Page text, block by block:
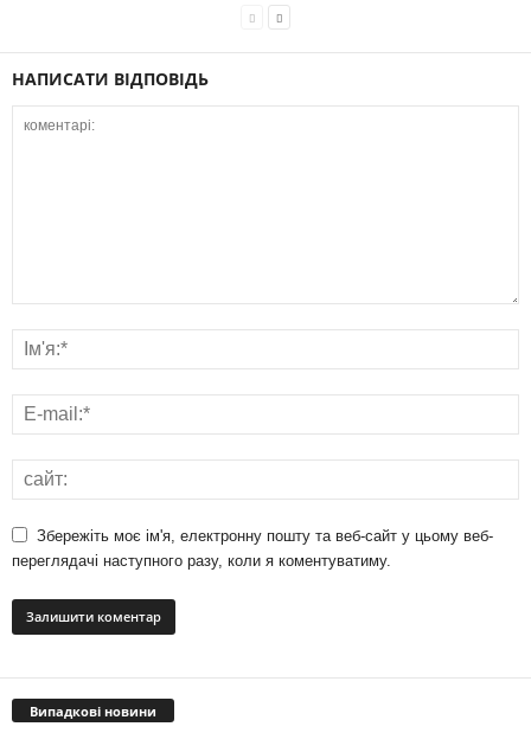
НАПИСАТИ ВІДПОВІДЬ
Збережіть моє ім'я, електронну пошту та веб-сайт у цьому веб-
переглядачі наступного разу, коли я коментуватиму.
Випадкові новини